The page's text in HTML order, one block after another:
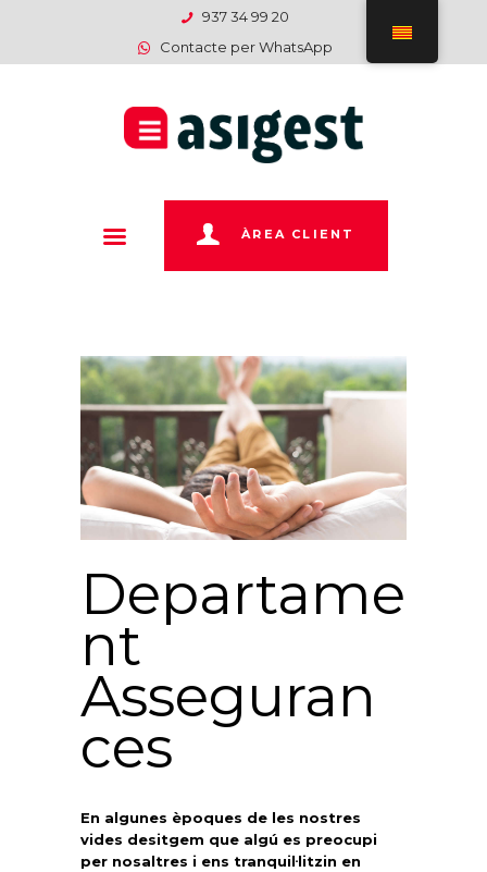
937 34 99 20
Contacte per WhatsApp
ÀREA CLIENT
EMPRESA
DEPARTAMENTS
Departame
nt
Asseguran
ces
En algunes èpoques de les nostres
vides desitgem que algú es preocupi
per nosaltres i ens tranquil·litzin en